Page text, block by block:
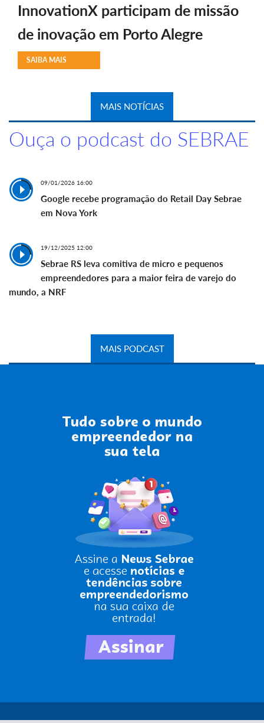
InnovationX participam de missão
de inovação em Porto Alegre
SAIBA MAIS
MAIS NOTÍCIAS
Ouça o podcast do SEBRAE
09/01/2026 16:00
Google recebe programação do Retail Day Sebrae
em Nova York
19/12/2025 12:00
Sebrae RS leva comitiva de micro e pequenos
empreendedores para a maior feira de varejo do
mundo, a NRF
MAIS PODCAST